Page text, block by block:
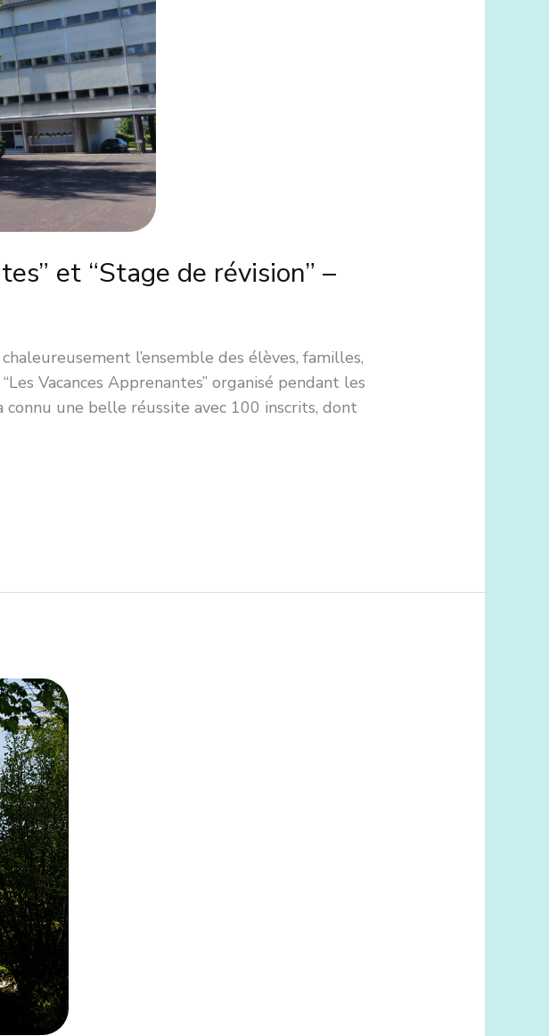
et “Stage de révision” –
l’ensemble des élèves, familles,
Vacances Apprenantes” organisé pendant les
connu une belle réussite avec 100 inscrits, dont